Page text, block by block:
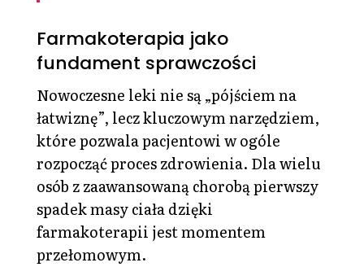
Farmakoterapia jako
fundament sprawczości
Nowoczesne leki nie są „pójściem na
łatwiznę”, lecz kluczowym narzędziem,
które pozwala pacjentowi w ogóle
rozpocząć proces zdrowienia. Dla wielu
osób z zaawansowaną chorobą pierwszy
spadek masy ciała dzięki
farmakoterapii jest momentem
przełomowym.